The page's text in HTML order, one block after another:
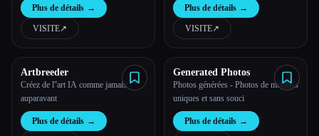
Plus de détails →
VISITE↗︎
Plus de détails →
VISITE↗︎
Artbreeder
Créez de l''art IA comme jamais
auparavant
Plus de détails →
Generated Photos
Photos générées - Photos de modèles
uniques et sans souci
Plus de détails →